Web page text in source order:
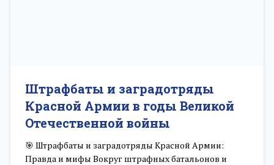
Штрафбаты и заградотряды
Красной Армии в годы Великой
Отечественной войны
🎯 Штрафбаты и заградотряды Красной Армии:
Правда и мифы Вокруг штрафных батальонов и